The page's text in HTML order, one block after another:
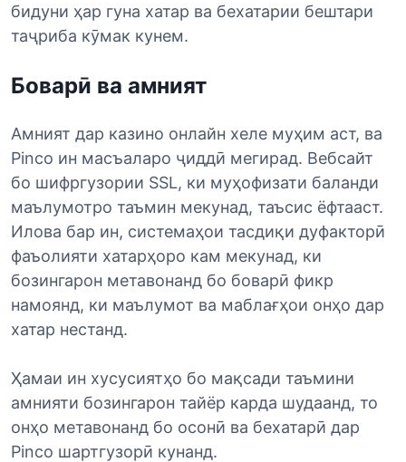
бидуни ҳар гуна хатар ва бехатарии бештари
таҷриба кӯмак кунем.
Боварӣ ва амният
Амният дар казино онлайн хеле муҳим аст, ва
Pinco ин масъаларо ҷиддӣ мегирад. Вебсайт
бо шифргузории SSL, ки муҳофизати баланди
маълумотро таъмин мекунад, таъсис ёфтааст.
Илова бар ин, системаҳои тасдиқи дуфакторӣ
фаъолияти хатарҳоро кам мекунад, ки
бозингарон метавонанд бо боварӣ фикр
намоянд, ки маълумот ва маблағҳои онҳо дар
хатар нестанд.
Ҳамаи ин хусусиятҳо бо мақсади таъмини
амнияти бозингарон тайёр карда шудаанд, то
онҳо метавонанд бо осонӣ ва бехатарӣ дар
Pinco шартгузорӣ кунанд.